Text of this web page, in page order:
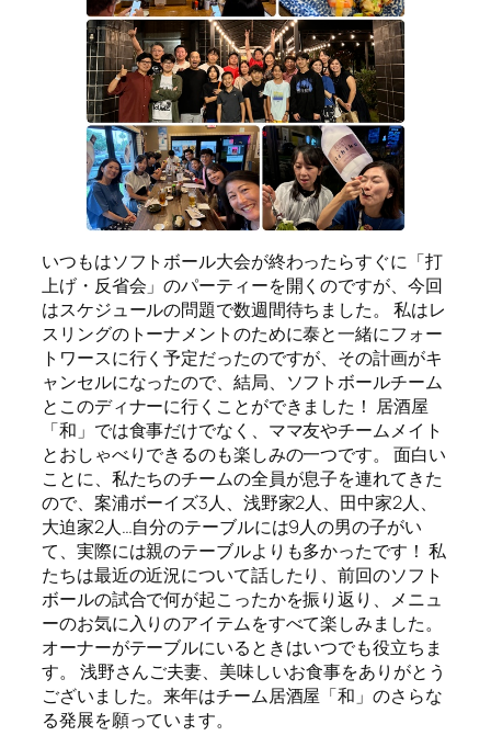
いつもはソフトボール大会が終わったらすぐに「打
上げ・反省会」のパーティーを開くのですが、今回
はスケジュールの問題で数週間待ちました。 私はレ
スリングのトーナメントのために泰と一緒にフォー
トワースに行く予定だったのですが、その計画がキ
ャンセルになったので、結局、ソフトボールチーム
とこのディナーに行くことができました！ 居酒屋
「和」では食事だけでなく、ママ友やチームメイト
とおしゃべりできるのも楽しみの一つです。 面白い
ことに、私たちのチームの全員が息子を連れてきた
ので、案浦ボーイズ3人、浅野家2人、田中家2人、
大迫家2人…自分のテーブルには9人の男の子がい
て、実際には親のテーブルよりも多かったです！ 私
たちは最近の近況について話したり、前回のソフト
ボールの試合で何が起こったかを振り返り、メニュ
ーのお気に入りのアイテムをすべて楽しみました。
オーナーがテーブルにいるときはいつでも役立ちま
す。 浅野さんご夫妻、美味しいお食事をありがとう
ございました。来年はチーム居酒屋「和」のさらな
る発展を願っています。